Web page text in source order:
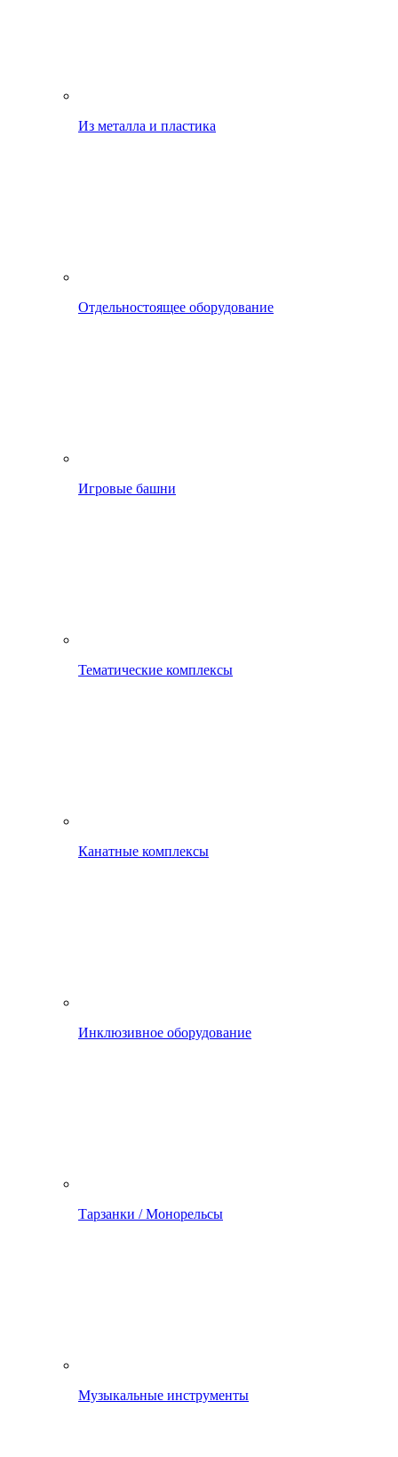
Из металла и пластика
Отдельностоящее оборудование
Игровые башни
Тематические комплексы
Канатные комплексы
Инклюзивное оборудование
Тарзанки / Монорельсы
Музыкальные инструменты